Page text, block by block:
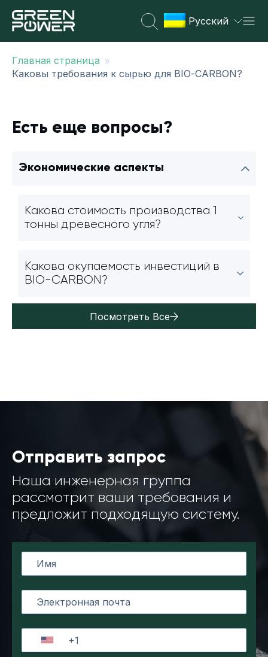
Русский
Главная страница »
Каковы требования к сырью для BIO-CARBON?
Есть еще вопросы?
Экономические аспекты
Какова стоимость производства 1
тонны древесного угля?
Какова окупаемость инвестиций в
BIO-CARBON?
Посмотреть Все
Отправить запрос
Наша инженерная группа
рассмотрит ваши требования и
предложит подходящую систему.